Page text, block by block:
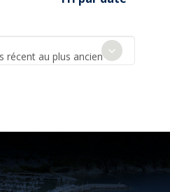
récent au plus ancien